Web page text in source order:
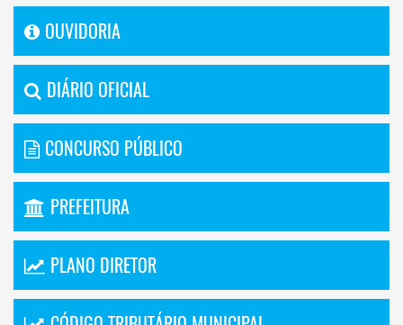
OUVIDORIA
DIÁRIO OFICIAL
CONCURSO PÚBLICO
PREFEITURA
PLANO DIRETOR